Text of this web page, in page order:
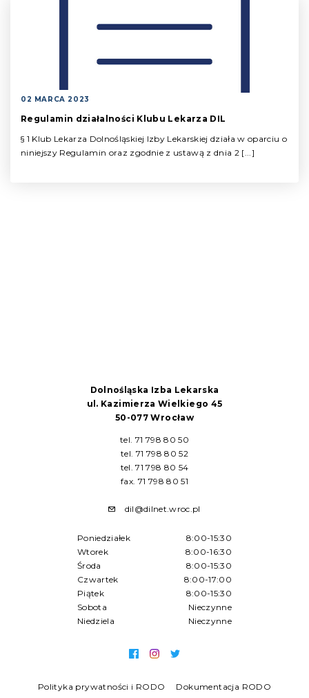
02 MARCA 2023
Regulamin działalności Klubu Lekarza DIL
§ 1 Klub Lekarza Dolnośląskiej Izby Lekarskiej działa w oparciu o
niniejszy Regulamin oraz zgodnie z ustawą z dnia 2 [...]
Dolnośląska Izba Lekarska
ul. Kazimierza Wielkiego 45
50-077 Wrocław
tel. 71 798 80 50
tel. 71 798 80 52
tel. 71 798 80 54
fax. 71 798 80 51
dil@dilnet.wroc.pl
Poniedziałek
8:00-15:30
Wtorek
8:00-16:30
Środa
8:00-15:30
Czwartek
8:00-17:00
Piątek
8:00-15:30
Sobota
Nieczynne
Niedziela
Nieczynne
Polityka prywatności i RODO Dokumentacja RODO